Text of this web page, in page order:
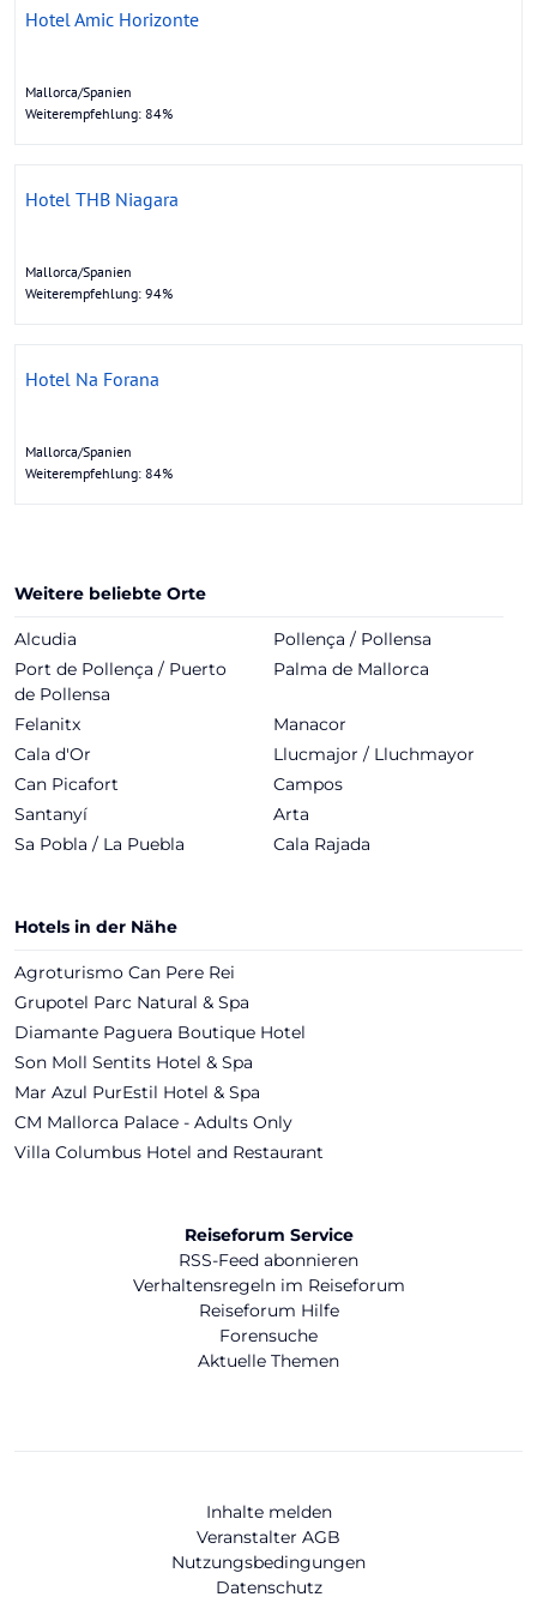
Hotel Amic Horizonte
Mallorca/Spanien
Weiterempfehlung: 84%
Hotel THB Niagara
Mallorca/Spanien
Weiterempfehlung: 94%
Hotel Na Forana
Mallorca/Spanien
Weiterempfehlung: 84%
Weitere beliebte Orte
Alcudia
Pollença / Pollensa
Port de Pollença / Puerto
de Pollensa
Palma de Mallorca
Felanitx
Manacor
Cala d'Or
Llucmajor / Lluchmayor
Can Picafort
Campos
Santanyí
Arta
Sa Pobla / La Puebla
Cala Rajada
Hotels in der Nähe
Agroturismo Can Pere Rei
Grupotel Parc Natural & Spa
Diamante Paguera Boutique Hotel
Son Moll Sentits Hotel & Spa
Mar Azul PurEstil Hotel & Spa
CM Mallorca Palace - Adults Only
Villa Columbus Hotel and Restaurant
Reiseforum Service
RSS-Feed abonnieren
Verhaltensregeln im Reiseforum
Reiseforum Hilfe
Forensuche
Aktuelle Themen
Inhalte melden
Veranstalter AGB
Nutzungsbedingungen
Datenschutz